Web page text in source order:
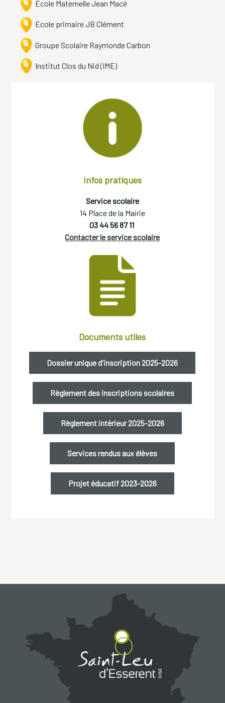
Ecole Maternelle Jean Macé
Ecole primaire JB Clément
Groupe Scolaire Raymonde Carbon
Institut Clos du Nid (IME)
Infos pratiques
Service scolaire
14 Place de la Mairie
03 44 56 87 11
Contacter le service scolaire
Documents utiles
Dossier unique d'inscription 2025-2026
Règlement des inscriptions scolaires
Règlement intérieur 2025-2026
Services rendus aux élèves
Projet éducatif 2023-2026